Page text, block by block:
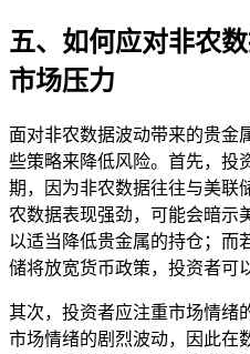
五、如何应对非农
市场压力
面对非农数据波动带来的贵金
些策略来降低风险。首先，投
期，因为非农数据往往与美联
农数据表现强劲，可能会暗示
以适当降低贵金属的持仓；而
储将放宽货币政策，投资者可
其次，投资者应注重市场情绪
市场情绪的剧烈波动，因此在